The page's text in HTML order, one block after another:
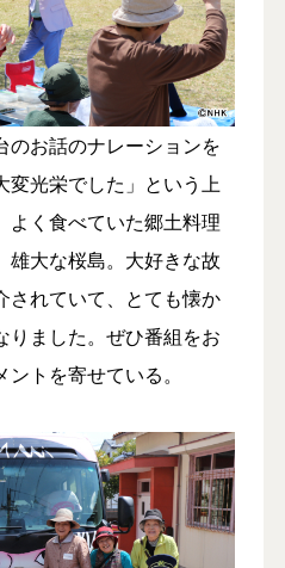
お話のナレーションを
変光栄でした」という上
よく食べていた郷土料理
雄大な桜島。大好きな故
されていて、とても懐か
りました。ぜひ番組をお
トを寄せている。